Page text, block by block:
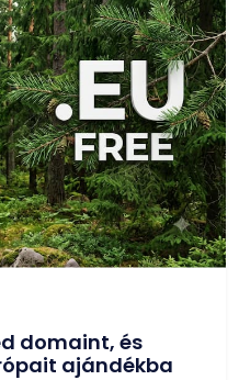
domaint, és
ajándékba